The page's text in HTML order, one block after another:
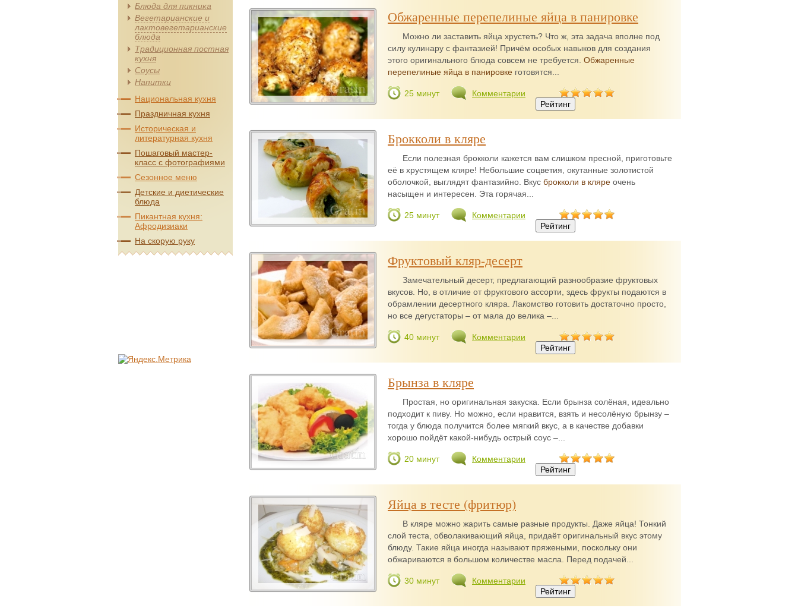
Обжаренные перепелиные яйца в панировке
Можно ли заставить яйца хрустеть? Что ж, эта задача вполне под
силу кулинару с фантазией! Причём особых навыков для создания
этого оригинального блюда совсем не требуется. Обжаренные
перепелиные яйца в панировке готовятся...
25 минут Комментарии
Брокколи в кляре
Если полезная брокколи кажется вам слишком пресной, приготовьте
её в хрустящем кляре! Небольшие соцветия, окутанные золотистой
оболочкой, выглядят фантазийно. Вкус брокколи в кляре очень
насыщен и интересен. Эта горячая...
25 минут Комментарии
Фруктовый кляр-десерт
Замечательный десерт, предлагающий разнообразие фруктовых
вкусов. Но, в отличие от фруктового ассорти, здесь фрукты подаются в
обрамлении десертного кляра. Лакомство готовить достаточно просто,
но все дегустаторы – от мала до велика –...
40 минут Комментарии
Брынза в кляре
Простая, но оригинальная закуска. Если брынза солёная, идеально
подходит к пиву. Но можно, если нравится, взять и несолёную брынзу –
тогда у блюда получится более мягкий вкус, а в качестве добавки
хорошо пойдёт какой-нибудь острый соус –...
20 минут Комментарии
Яйца в тесте (фритюр)
В кляре можно жарить самые разные продукты. Даже яйца! Тонкий
слой теста, обволакивающий яйца, придаёт оригинальный вкус этому
блюду. Такие яйца иногда называют пряжеными, поскольку они
обжариваются в большом количестве масла. Перед подачей...
30 минут Комментарии
Блюда для пикника
Вегетарианские и
лактовегетарианские
блюда
Традиционная постная
кухня
Соусы
Напитки
Национальная кухня
Праздничная кухня
Историческая и
литературная кухня
Пошаговый мастер-
класс с фотографиями
Сезонное меню
Детские и диетические
блюда
Пикантная кухня:
Афродизиаки
На скорую руку